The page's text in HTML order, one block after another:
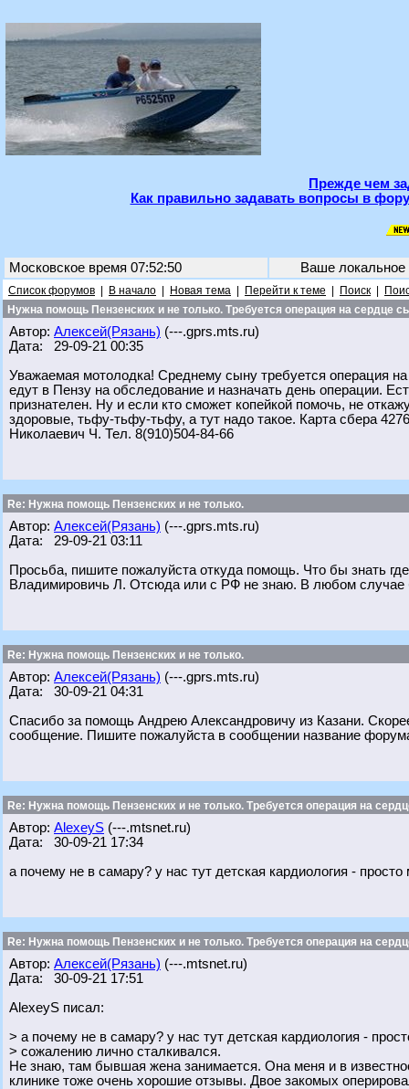
Прежде чем
Как правильно задавать вопросы в
Московское время 07:52:50 Ваше
Список форумов В начало Новая тема Перейти к теме Поиск
Нужна помощь Пензенских и не только. Требуется операция на сердце
Автор: Алексей(Рязань) (---.gprs.mts.ru)
Дата: 29-09-21 00:35
Уважаемая мотолодка! Среднему сыну требуется операция
едут в Пензу на обследование и назначать день операции.
признателен. Ну и если кто сможет копейкой помочь, не
здоровые, тьфу-тьфу-тьфу, а тут надо такое. Карта сбера
Николаевич Ч. Тел. 8(910)504-84-66
Re: Нужна помощь Пензенских и не только.
Автор: Алексей(Рязань) (---.gprs.mts.ru)
Дата: 29-09-21 03:11
Просьба, пишите пожалуйста откуда помощь. Что бы знать
Владимировичь Л. Отсюда или с РФ не знаю. В любом случае
Re: Нужна помощь Пензенских и не только.
Автор: Алексей(Рязань) (---.gprs.mts.ru)
Дата: 30-09-21 04:31
Спасибо за помощь Андрею Александровичу из Казани.
сообщение. Пишите пожалуйста в сообщении название
Re: Нужна помощь Пензенских и не только. Требуется операция на
Автор: AlexeyS (---.mtsnet.ru)
Дата: 30-09-21 17:34
а почему не в самару? у нас тут детская кардиология -
Re: Нужна помощь Пензенских и не только. Требуется операция на
Автор: Алексей(Рязань) (---.mtsnet.ru)
Дата: 30-09-21 17:51
AlexeyS писал:
> а почему не в самару? у нас тут детская кардиология -
> сожалению лично сталкивался.
Не знаю, там бывшая жена занимается. Она меня и в
клинике тоже очень хорошие отзывы. Двое закомых